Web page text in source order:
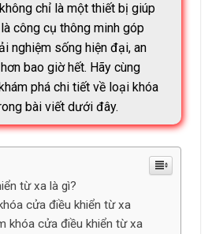
chỉ là một thiết bị giúp
công cụ thông minh góp
nghiệm sống hiện đại, an
bao giờ hết. Hãy cùng
phá chi tiết về loại khóa
bài viết dưới đây.
từ xa là gì?
cửa điều khiển từ xa
khóa cửa điều khiển từ xa